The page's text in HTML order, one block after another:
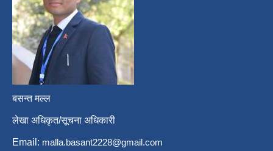
बसन्त मल्ल
लेखा अधिकृत/सूचना अधिकारी
Email: malla.basant2228@gmail.com